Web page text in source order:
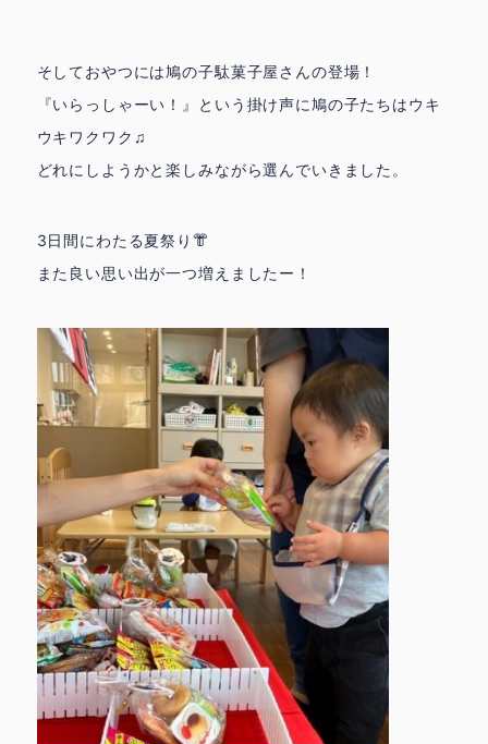
そしておやつには鳩の子駄菓子屋さんの登場！
『いらっしゃーい！』という掛け声に鳩の子たちはウキ
ウキワクワク♫
どれにしようかと楽しみながら選んでいきました。
3日間にわたる夏祭り👘
また良い思い出が一つ増えましたー！